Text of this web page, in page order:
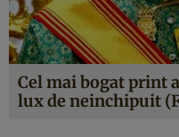
Cel mai bogat print
lux de neinchipuit